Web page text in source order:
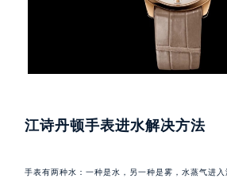
江诗丹顿手表进水解决方法
手表有两种水：一种是水，另一种是雾，水蒸气进入